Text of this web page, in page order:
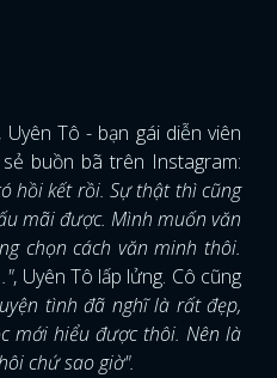
Tô - bạn gái diễn viên
buồn bã trên Instagram:
hồi kết rồi. Sự thật thì cũng
mãi được. Mình muốn văn
chọn cách văn minh thôi.
, Uyên Tô lấp lửng. Cô cũng
tình đã nghĩ là rất đẹp,
mới hiểu được thôi. Nên là
chứ sao giờ".